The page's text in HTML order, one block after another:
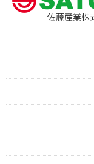
佐藤産業株